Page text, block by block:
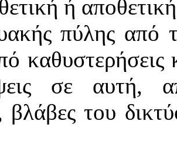
ή
πύλης
σε αυτή,
βλάβες του